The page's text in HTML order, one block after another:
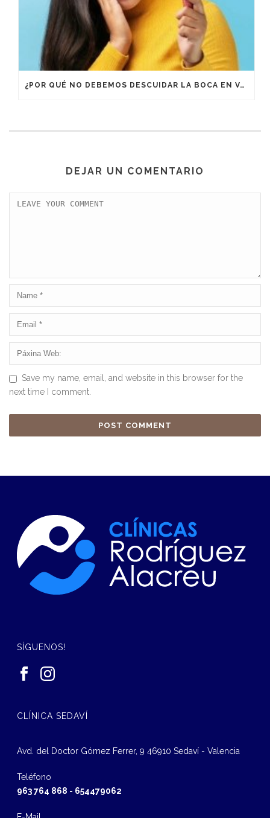
¿POR QUÉ NO DEBEMOS DESCUIDAR LA BOCA EN VACACIONES?
DEJAR UN COMENTARIO
Save my name, email, and website in this browser for the
next time I comment.
SÍGUENOS!
CLÍNICA SEDAVÍ
Avd. del Doctor Gómez Ferrer, 9 46910 Sedaví - Valencia
Teléfono
963 764 868 - 654479062